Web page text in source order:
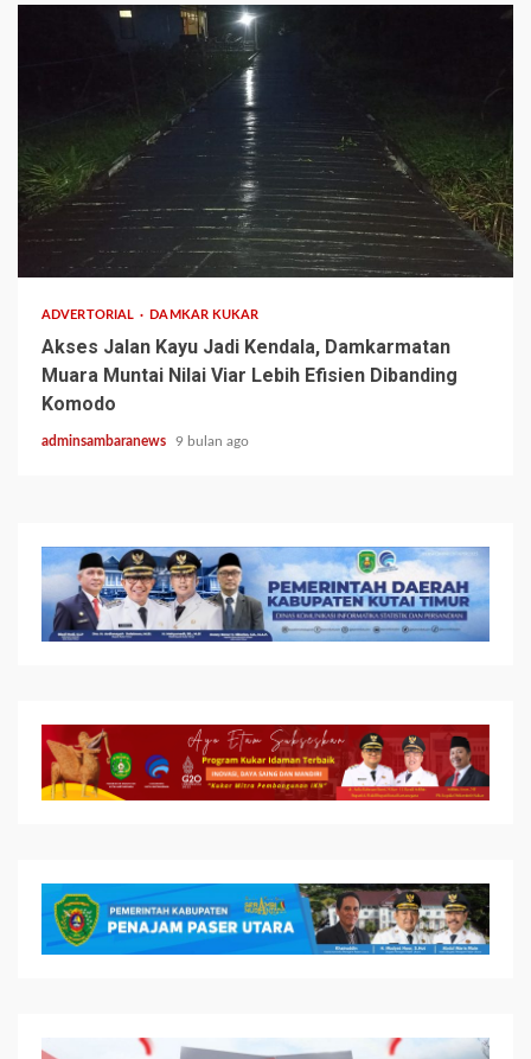
2 min read
ADVERTORIAL DAMKAR KUKAR
Akses Jalan Kayu Jadi Kendala, Damkarmatan
Muara Muntai Nilai Viar Lebih Efisien Dibanding
Komodo
adminsambaranews 9 bulan ago